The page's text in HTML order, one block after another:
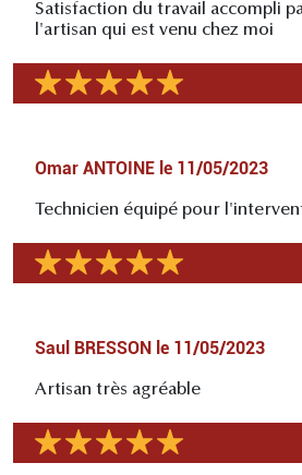
Satisfaction du travail accompli
l'artisan qui est venu chez moi
Omar ANTOINE le 11/05/2023
Technicien équipé pour
Saul BRESSON le 11/05/2023
Artisan très agréable